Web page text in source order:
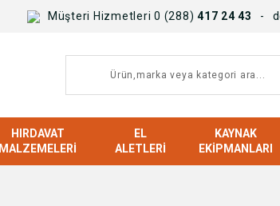
Müşteri Hizmetleri 0 (288) 417 24 43
HIRDAVAT
MALZEMELERI
EL
ALETLERI
KAYNAK
EKIPMANLARI